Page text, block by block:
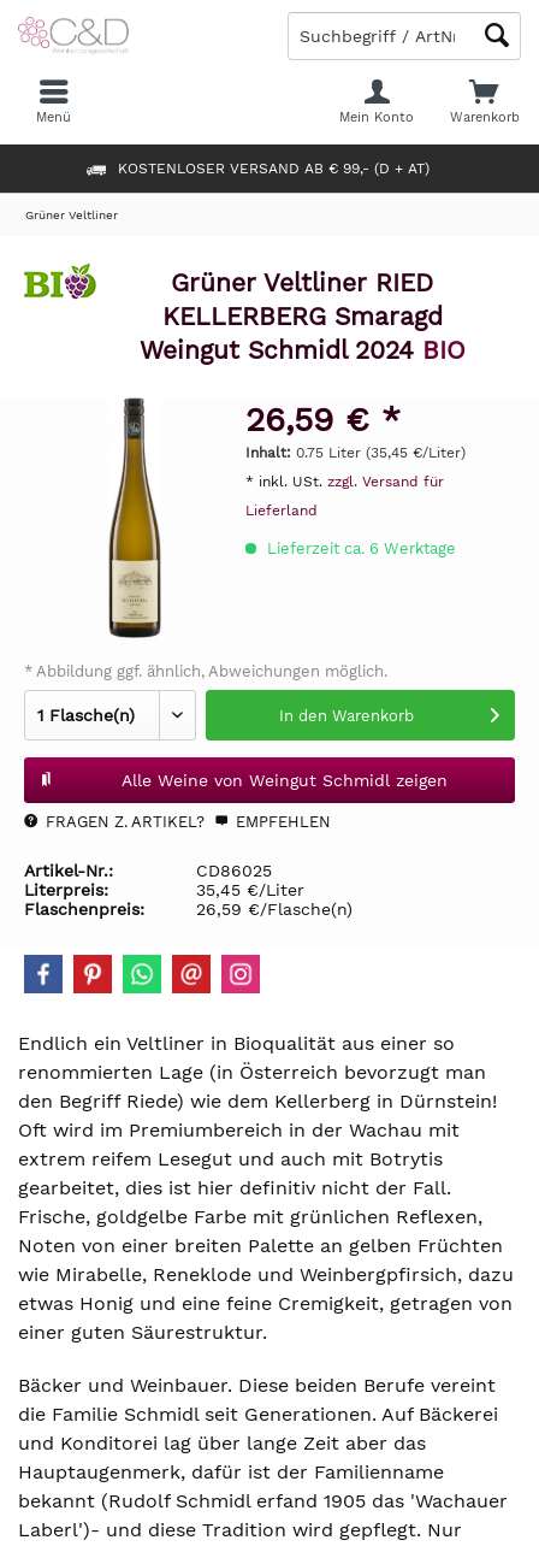
KOSTENLOSER VERSAND AB € 99,- (D + AT)
Warenkorb
Mein Konto
Menü
Grüner Veltliner
Grüner Veltliner RIED
KELLERBERG Smaragd
Weingut Schmidl 2024 BIO
26,59 € *
Inhalt: 0.75 Liter (35,45 €/Liter)
* inkl. USt. zzgl. Versand für
Lieferland
Lieferzeit ca. 6 Werktage
* Abbildung ggf. ähnlich, Abweichungen möglich.
In den Warenkorb
Alle Weine von Weingut Schmidl zeigen
FRAGEN Z. ARTIKEL? EMPFEHLEN
Artikel-Nr.:
CD86025
Literpreis:
35,45 €/Liter
Flaschenpreis:
26,59 €/Flasche(n)
Endlich ein Veltliner in Bioqualität aus einer so
renommierten Lage (in Österreich bevorzugt man
den Begriff Riede) wie dem Kellerberg in Dürnstein!
Oft wird im Premiumbereich in der Wachau mit
extrem reifem Lesegut und auch mit Botrytis
gearbeitet, dies ist hier definitiv nicht der Fall.
Frische, goldgelbe Farbe mit grünlichen Reflexen,
Noten von einer breiten Palette an gelben Früchten
wie Mirabelle, Reneklode und Weinbergpfirsich, dazu
etwas Honig und eine feine Cremigkeit, getragen von
einer guten Säurestruktur.
Bäcker und Weinbauer. Diese beiden Berufe vereint
die Familie Schmidl seit Generationen. Auf Bäckerei
und Konditorei lag über lange Zeit aber das
Hauptaugenmerk, dafür ist der Familienname
bekannt (Rudolf Schmidl erfand 1905 das 'Wachauer
Laberl')- und diese Tradition wird gepflegt. Nur